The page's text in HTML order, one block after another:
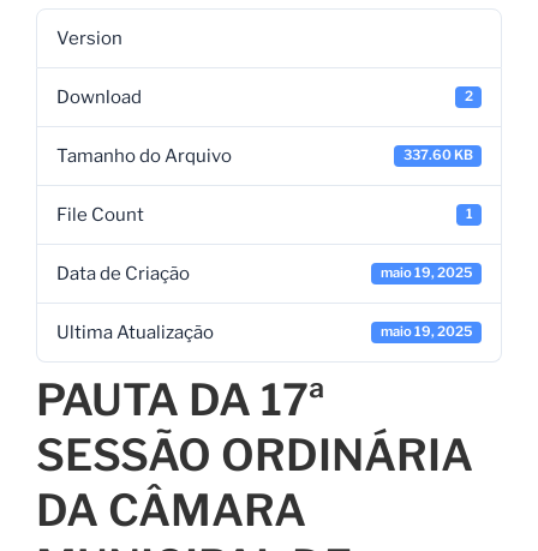
Version
Download 2
Tamanho do Arquivo 337.60 KB
File Count 1
Data de Criação maio 19, 2025
Ultima Atualização maio 19, 2025
PAUTA DA 17ª
SESSÃO ORDINÁRIA
DA CÂMARA